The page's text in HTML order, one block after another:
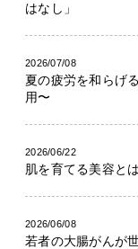
はなし」
2026/07/08
夏の疲労を和らげ
用〜
2026/06/22
肌を育てる美容と
2026/06/08
若者の大腸がんが